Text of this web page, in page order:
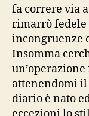
fa correre via
rimarrò
incongruenze
Insomma
attenendomi
diario è nato